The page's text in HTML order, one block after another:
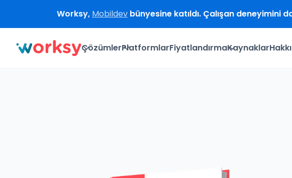
Worksy, Mobildev bünyesine katıldı. Çalışan
ÇözümlerPlatformlarFiyatlandırmaKaynaklar